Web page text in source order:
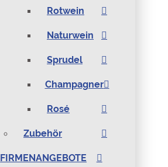
Rotwein
Naturwein
Sprudel
Champagner
Rosé
Zubehör
FIRMENANGEBOTE